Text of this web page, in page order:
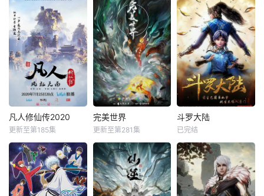
凡人修仙传2020
更新至第185集
完美世界
更新至第281集
斗罗大陆
已完结